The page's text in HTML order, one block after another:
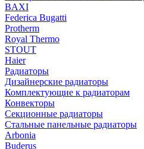
BAXI
Federica Bugatti
Protherm
Royal Thermo
STOUT
Haier
Радиаторы
Дизайнерские радиаторы
Комплектующие к радиаторам
Конвекторы
Секционные радиаторы
Стальные панельные радиаторы
Arbonia
Buderus